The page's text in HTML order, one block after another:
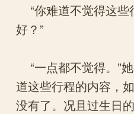
“你难道不觉得这些
好？”
“一点都不觉得。”
道这些行程的内容，
没有了。况且过生日